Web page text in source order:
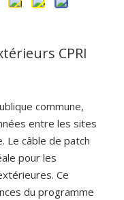
CPRI
commune,
entre les sites
Le câble de patch
pour les
Ce
du programme